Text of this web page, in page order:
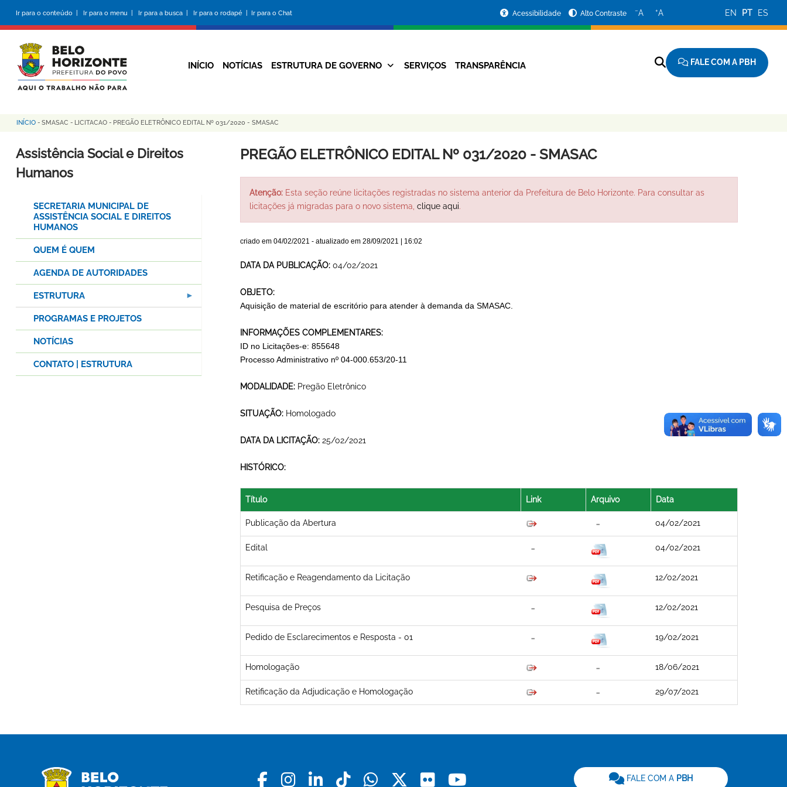
conteúdo
principal
Ir para o conteúdo | Ir para o menu | Ir para a busca | Ir para o rodapé | Ir para o Chat
da
Prefeitura
Acessibilidade Alto Contraste −A +A EN PT ES
Navegação
INÍCIO NOTÍCIAS ESTRUTURA DE GOVERNO SERVIÇOS TRANSPARÊNCIA FALE COM A PBH
Trilha
de
navegação
INÍCIO - SMASAC - LICITACAO - PREGÃO ELETRÔNICO EDITAL Nº 031/2020 - SMASAC
PREGÃO ELETRÔNICO EDITAL Nº 031/2020 - SMASAC
Atenção:Esta seção reúne licitações registradas no sistema anterior da Prefeitura de Belo Horizonte. Para consultar as
licitações já migradas para o novo sistema, clique aqui.
criado em 04/02/2021 - atualizado em 28/09/2021 | 16:02
DATA DA PUBLICAÇÃO: 04/02/2021
OBJETO:
Aquisição de material de escritório para atender à demanda da SMASAC.
INFORMAÇÕES COMPLEMENTARES:
ID no Licitações-e: 855648
Processo Administrativo nº 04-000.653/20-11
MODALIDADE: Pregão Eletrônico
SITUAÇÃO: Homologado
DATA DA LICITAÇÃO: 25/02/2021
HISTÓRICO:
Título Link Arquivo Data
Publicação da Abertura 04/02/2021
Edital 04/02/2021
Retificação e Reagendamento da Licitação 12/02/2021
Pesquisa de Preços 12/02/2021
Pedido de Esclarecimentos e Resposta - 01 19/02/2021
Homologação 18/06/2021
Retificação da Adjudicação e Homologação 29/07/2021
Assistência Social e Direitos
Humanos
SECRETARIA MUNICIPAL DE
ASSISTÊNCIA SOCIAL E DIREITOS
HUMANOS
QUEM É QUEM
AGENDA DE AUTORIDADES
ESTRUTURA
PROGRAMAS E PROJETOS
NOTÍCIAS
CONTATO | ESTRUTURA
Facebook
Instagram
LinkedinTiktokWhatsapp
X Flickr FALE COM A PBH